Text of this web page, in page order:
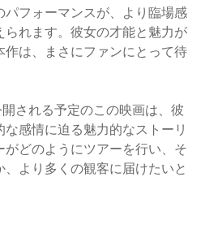
フォーマンスが、より臨場感
れます。彼女の才能と魅力が
は、まさにファンにとって待
される予定のこの映画は、彼
感情に迫る魅力的なストーリ
どのようにツアーを行い、そ
より多くの観客に届けたいと